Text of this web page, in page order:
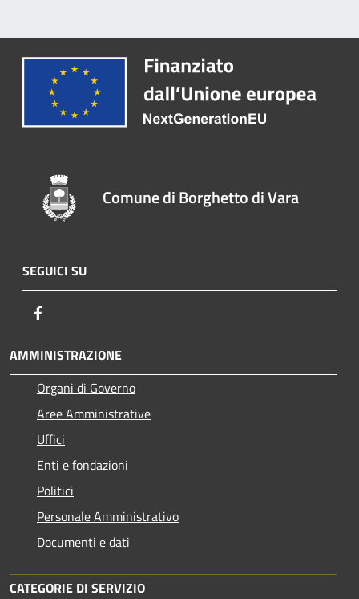
Comune di Borghetto di Vara
SEGUICI SU
AMMINISTRAZIONE
Organi di Governo
Aree Amministrative
Uffici
Enti e fondazioni
Politici
Personale Amministrativo
Documenti e dati
CATEGORIE DI SERVIZIO